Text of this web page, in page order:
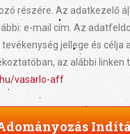
részére. Az adatkezelő
e-mail cím. Az
jellege és célja
az alábbi linken
vasarlo-aff